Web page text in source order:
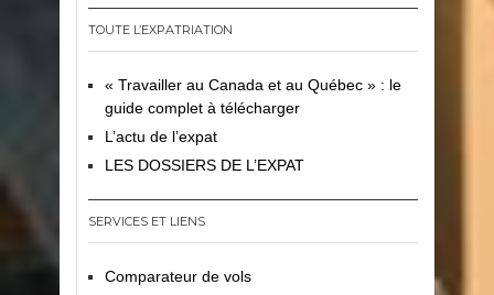
TOUTE L’EXPATRIATION
« Travailler au Canada et au Québec » : le
guide complet à télécharger
L’actu de l’expat
LES DOSSIERS DE L’EXPAT
SERVICES ET LIENS
Comparateur de vols